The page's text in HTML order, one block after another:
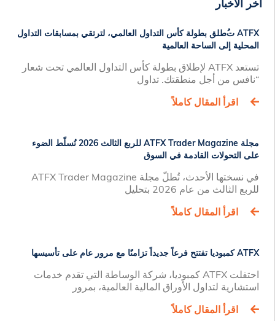
أخر الأخبار
ATFX ​ت​​ُ​​طلق​ ​بطولة​ ​كأس​ ​التداول​ ​العالمي​​، ​​لترتقي​ ​بمسابقات​ ​التداول​
​المحلية​ ​إلى​ ​الساحة​ ​العالمية​
تستعد ATFX لإطلاق بطولة كأس التداول العالمي تحت شعار
“نافس من أجل منطقتك. تداول
اقرأ المقال كاملاً
مجلة ATFX Trader Magazine للربع الثالث 2026 تُسلّط الضوء
على التحولات القادمة في السوق
في نسختها الأحدث، تُطلّ مجلة ATFX Trader Magazine
للربع الثالث من عام 2026 بتحليل
اقرأ المقال كاملاً
ATFX كمبوديا تفتتح فرعاً جديداً تزامنًا مع مرور عام على تأسيسها
احتفلت ATFX كمبوديا، شركة الوساطة التي تقدم خدمات
استشارية لتداول الأوراق المالية العالمية، بمرور
اقرأ المقال كاملاً